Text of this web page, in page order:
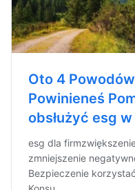
Oto 4
Powinieneś
obsłużyć esg
esg dla
zmniejszenie
Bezpieczenie